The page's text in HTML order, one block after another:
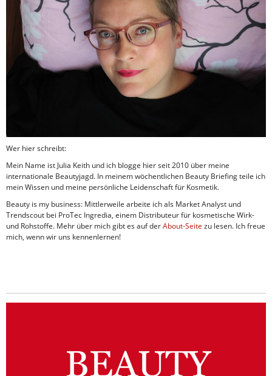
Wer hier schreibt:
Mein Name ist Julia Keith und ich blogge hier seit 2010 über meine
internationale Beautyjagd. In meinem wöchentlichen Beauty Briefing teile ich
mein Wissen und meine persönliche Leidenschaft für Kosmetik.
Beauty is my business: Mittlerweile arbeite ich als Market Analyst und
Trendscout bei ProTec Ingredia, einem Distributeur für kosmetische Wirk-
und Rohstoffe. Mehr über mich gibt es auf derAbout-Seite zu lesen. Ich freue
mich, wenn wir uns kennenlernen!